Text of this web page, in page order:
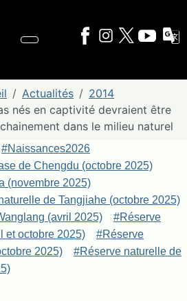
Actualités
2014
nés en captivité devraient être
dans le milieu naturel
#Naissances2026
de Chengdu (octobre 2025)
(novembre 2025)
de Tangjiahe (octobre 2025)
(avril 2025)
#Réserve
et octobre 2025)
#Réserve
2025)
#Réserve naturelle de